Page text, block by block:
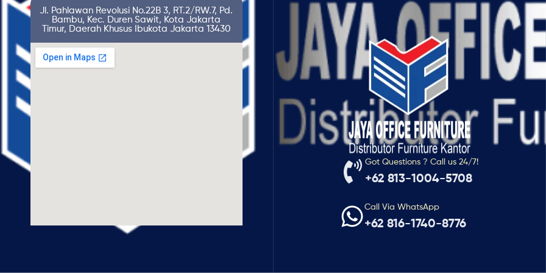
Jl. Pahlawan Revolusi No.22B 3, RT.2/RW.7, Pd.
Bambu, Kec. Duren Sawit, Kota Jakarta
Timur, Daerah Khusus Ibukota Jakarta 13430
Got Questions ? Call us 24/7!
+62 813-1004-5708
Call Via WhatsApp
+62 816-1740-8776